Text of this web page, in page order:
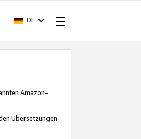
DE
Amazon-
Übersetzungen